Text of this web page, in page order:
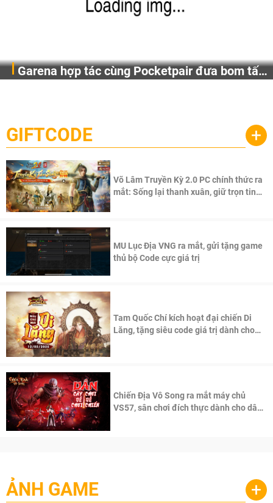
Garena hợp tác cùng Pocketpair đưa bom tấn
cầu, theo giấy phép chính thức từ công ty game Nhật Bản
Pocketpair, Inc.
GIFTCODE +
Võ Lâm Truyền Kỳ 2.0 PC chính thức ra
mắt: Sống lại thanh xuân, giữ trọn tinh
MU Lục Địa VNG ra mắt, gửi tặng game
thủ bộ Code cực giá trị
Tam Quốc Chí kích hoạt đại chiến Di
Lăng, tặng siêu code giá trị dành cho
Chiến Địa Vô Song ra mắt máy chủ
VS57, sân chơi đích thực dành cho dân
ẢNH GAME +